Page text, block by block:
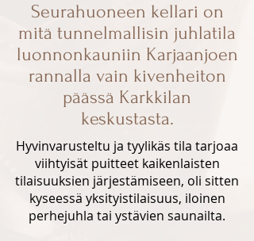
Hyvinvarusteltu ja tyylikäs tila tarjoaa
viihtyisät puitteet kaikenlaisten
tilaisuuksien järjestämiseen, oli sitten
kyseessä yksityistilaisuus, iloinen
perhejuhla tai ystävien saunailta.
Seurahuoneen kellari on
mitä tunnelmallisin juhlatila
luonnonkauniin Karjaanjoen
rannalla vain kivenheiton
päässä Karkkilan
keskustasta.